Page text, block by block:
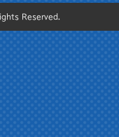
Reserved.